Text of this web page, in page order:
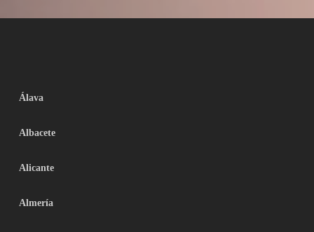
Álava
Albacete
Alicante
Almería